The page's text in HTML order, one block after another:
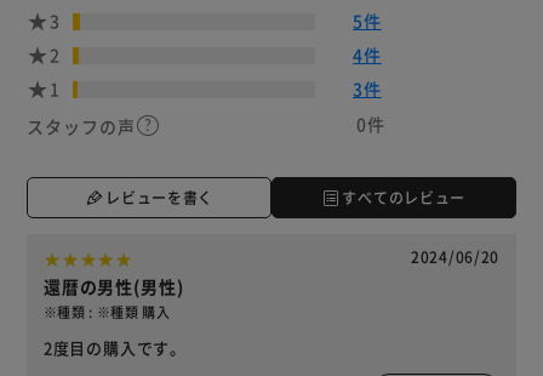
3
5件
2
4件
1
3件
スタッフの声
0件
レビューを書く すべてのレビュー
2024/06/20
還暦の男性(男性)
※種類 : ※種類 購入
2度目の購入です。